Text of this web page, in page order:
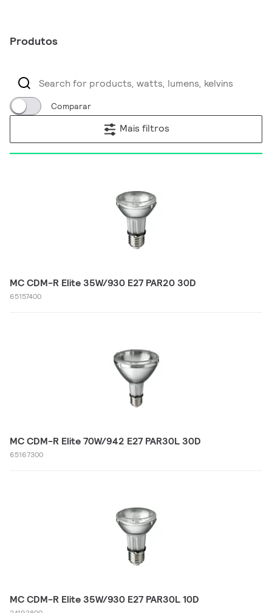
Produtos
Comparar
Mais filtros
MC CDM-R Elite 35W/930 E27 PAR20 30D
65157400
MC CDM-R Elite 70W/942 E27 PAR30L 30D
65167300
MC CDM-R Elite 35W/930 E27 PAR30L 10D